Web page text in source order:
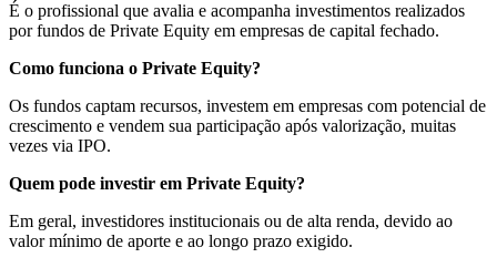
É o profissional que avalia e acompanha investimentos realizados
por fundos de Private Equity em empresas de capital fechado.
Como funciona o Private Equity?
Os fundos captam recursos, investem em empresas com potencial de
crescimento e vendem sua participação após valorização, muitas
vezes via IPO.
Quem pode investir em Private Equity?
Em geral, investidores institucionais ou de alta renda, devido ao
valor mínimo de aporte e ao longo prazo exigido.